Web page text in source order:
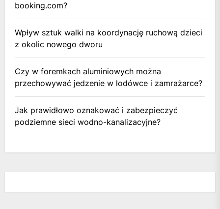
booking.com?
Wpływ sztuk walki na koordynację ruchową dzieci
z okolic nowego dworu
Czy w foremkach aluminiowych można
przechowywać jedzenie w lodówce i zamrażarce?
Jak prawidłowo oznakować i zabezpieczyć
podziemne sieci wodno-kanalizacyjne?